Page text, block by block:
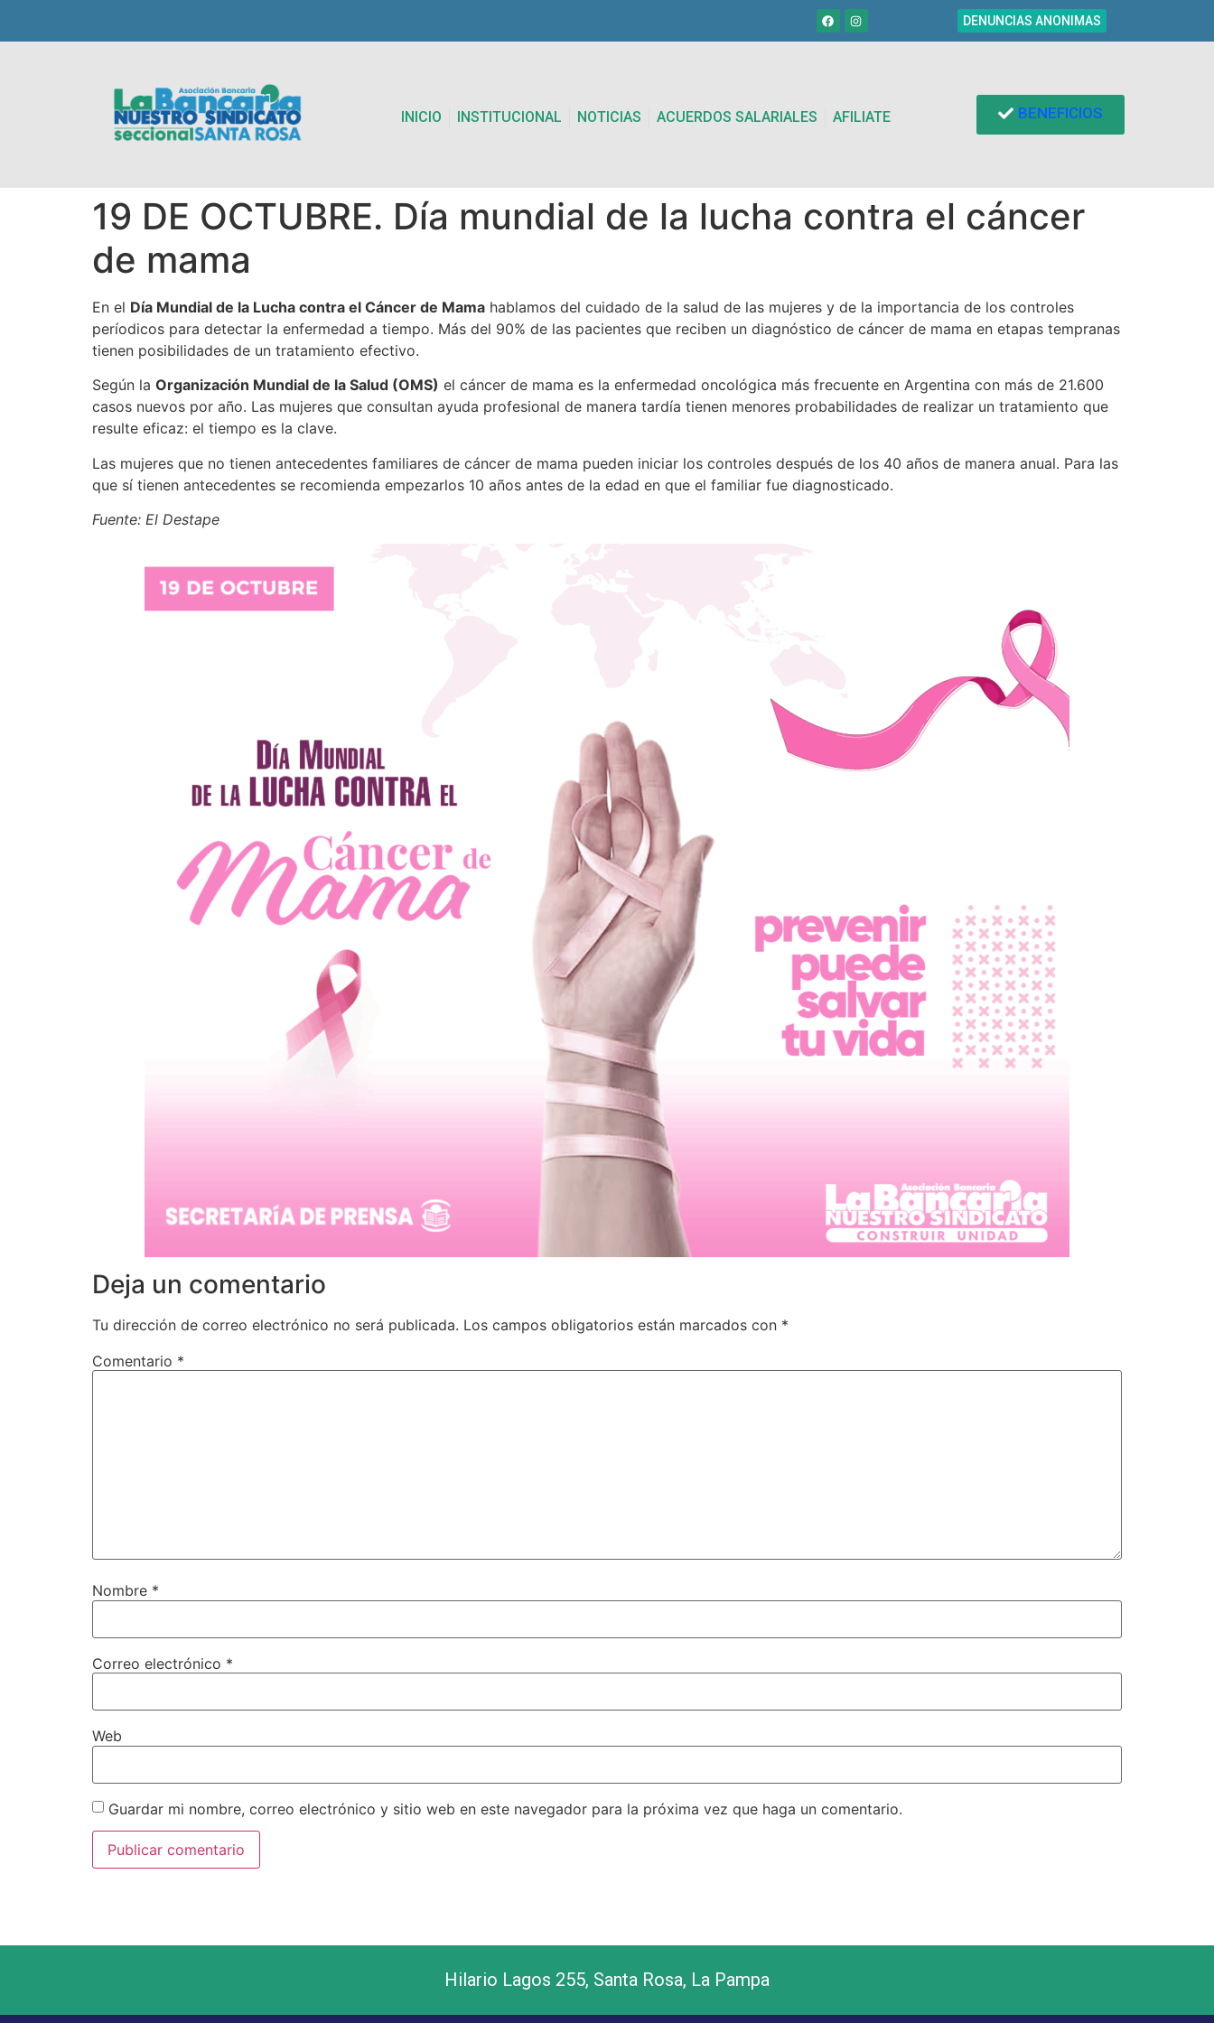
DENUNCIAS ANONIMAS
INICIO INSTITUCIONAL NOTICIAS ACUERDOS SALARIALES AFILIATE BENEFICIOS
19 DE OCTUBRE. Día mundial de la lucha contra el cáncer
de mama
En el Día Mundial de la Lucha contra el Cáncer de Mama hablamos del cuidado de la salud de las mujeres y de la importancia de los controles
períodicos para detectar la enfermedad a tiempo. Más del 90% de las pacientes que reciben un diagnóstico de cáncer de mama en etapas tempranas
tienen posibilidades de un tratamiento efectivo.
Según la Organización Mundial de la Salud (OMS) el cáncer de mama es la enfermedad oncológica más frecuente en Argentina con más de 21.600
casos nuevos por año. Las mujeres que consultan ayuda profesional de manera tardía tienen menores probabilidades de realizar un tratamiento que
resulte eficaz: el tiempo es la clave.
Las mujeres que no tienen antecedentes familiares de cáncer de mama pueden iniciar los controles después de los 40 años de manera anual. Para las
que sí tienen antecedentes se recomienda empezarlos 10 años antes de la edad en que el familiar fue diagnosticado.
Fuente: El Destape
Deja un comentario
Tu dirección de correo electrónico no será publicada. Los campos obligatorios están marcados con *
Comentario *
Nombre *
Correo electrónico *
Web
Guardar mi nombre, correo electrónico y sitio web en este navegador para la próxima vez que haga un comentario.
Hilario Lagos 255, Santa Rosa, La Pampa